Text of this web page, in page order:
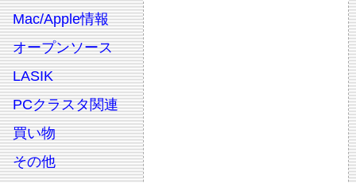
Mac/Apple情報
オープンソース
LASIK
PCクラスタ関連
買い物
その他